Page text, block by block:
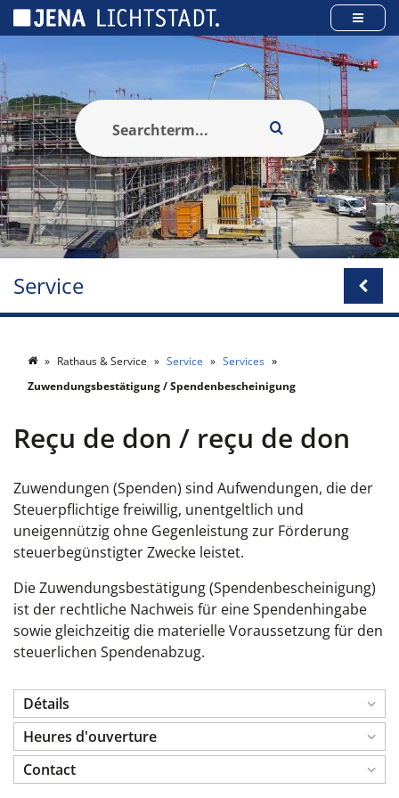
Service
Rathaus & Service Service
Services
Zuwendungsbestätigung / Spendenbescheinigung
Reçu de don / reçu de don
Zuwendungen (Spenden) sind Aufwendungen, die der
Steuerpflichtige freiwillig, unentgeltlich und
uneigennützig ohne Gegenleistung zur Förderung
steuerbegünstigter Zwecke leistet.
Die Zuwendungsbestätigung (Spendenbescheinigung)
ist der rechtliche Nachweis für eine Spendenhingabe
sowie gleichzeitig die materielle Voraussetzung für den
steuerlichen Spendenabzug.
Détails
Heures d'ouverture
Contact
Panneau de gestion des cookies